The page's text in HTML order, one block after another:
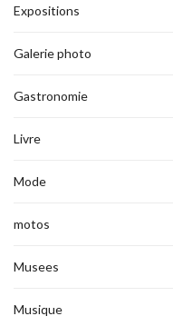
Expositions
Galerie photo
Gastronomie
Livre
Mode
motos
Musees
Musique